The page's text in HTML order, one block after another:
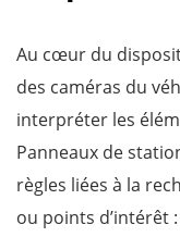
Au cœur du
des caméras du
interpréter les
Panneaux de
règles liées à la
ou points d’intérêt